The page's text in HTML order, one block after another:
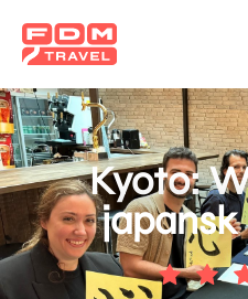
Gå
til
hovedindhold
Kyoto: